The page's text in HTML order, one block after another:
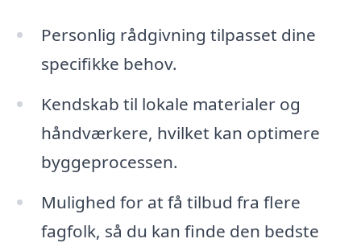
Personlig rådgivning tilpasset dine
specifikke behov.
Kendskab til lokale materialer og
håndværkere, hvilket kan optimere
byggeprocessen.
Mulighed for at få tilbud fra flere
fagfolk, så du kan finde den bedste